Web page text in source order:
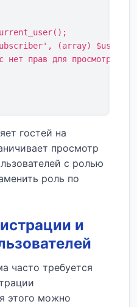
(array) $user-
нет прав для просмотра
гостей на
просмотр
с ролью
роль по
и
часто требуется
этого можно